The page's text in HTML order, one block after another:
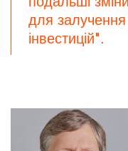
для залучення
інвестицій".